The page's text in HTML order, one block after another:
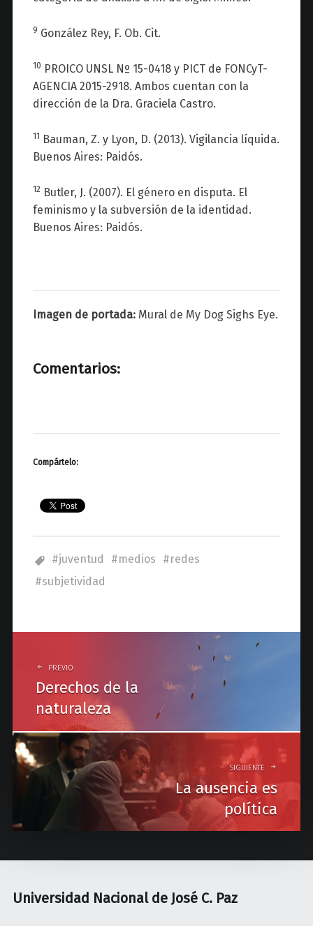
9 González Rey, F. Ob. Cit.
10 PROICO UNSL Nº 15-0418 y PICT de FONCyT-
AGENCIA 2015-2918. Ambos cuentan con la
dirección de la Dra. Graciela Castro.
11 Bauman, Z. y Lyon, D. (2013). Vigilancia líquida.
Buenos Aires: Paidós.
12Butler, J. (2007). El género en disputa. El
feminismo y la subversión de la identidad.
Buenos Aires: Paidós.
Imagen de portada:Mural de My Dog Sighs Eye.
Comentarios:
Compártelo:
juventud medios
redes
subjetividad
n
a
a
t
PREVIO
Derechos de la
naturaleza
SIGUIENTE
La ausencia es
política
Universidad Nacional de José C. Paz